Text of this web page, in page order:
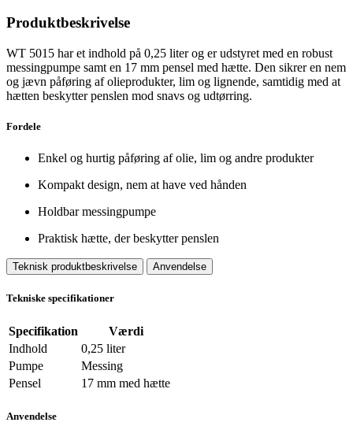
Produktbeskrivelse
WT 5015 har et indhold på 0,25 liter og er udstyret med en robust
messingpumpe samt en 17 mm pensel med hætte. Den sikrer en nem
og jævn påføring af olieprodukter, lim og lignende, samtidig med at
hætten beskytter penslen mod snavs og udtørring.
Fordele
Enkel og hurtig påføring af olie, lim og andre produkter
Kompakt design, nem at have ved hånden
Holdbar messingpumpe
Praktisk hætte, der beskytter penslen
Teknisk produktbeskrivelse Anvendelse
Tekniske specifikationer
Specifikation
Værdi
Indhold
0,25 liter
Pumpe
Messing
Pensel
17 mm med hætte
Anvendelse